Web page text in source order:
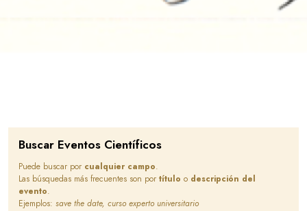
Buscar Eventos Científicos
Puede buscar por cualquier campo.
Las búsquedas más frecuentes son por título o descripción del
evento.
Ejemplos: save the date, curso experto universitario